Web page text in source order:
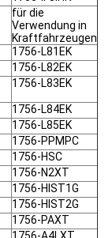
für die
Verwendung in
Kraftfahrzeugen
1756-L81EK
1756-L82EK
1756-L83EK
1756-L84EK
1756-L85EK
1756-PPMPC
1756-HSC
1756-N2XT
1756-HIST1G
1756-HIST2G
1756-PAXT